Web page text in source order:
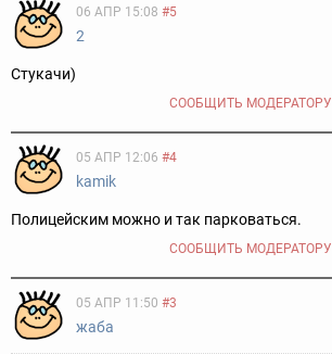
06 АПР 15:08 #5
2
Стукачи)
СООБЩИТЬ МОДЕРАТОРУ
05 АПР 12:06 #4
kamik
Полицейским можно и так парковаться.
СООБЩИТЬ МОДЕРАТОРУ
05 АПР 11:50 #3
жаба